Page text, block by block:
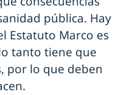
pública. Hay
Estatuto Marco es
tanto tiene que
por lo que deben